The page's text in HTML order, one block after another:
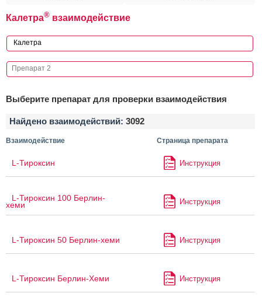
Калетра® взаимодействие
Выберите препарат для проверки взаимодействия
Найдено взаимодействий: 3092
Взаимодействие Страница препарата
L-Тироксин Инструкция
L-Тироксин 100 Берлин-
хеми Инструкция
L-Тироксин 50 Берлин-хеми Инструкция
L-Тироксин Берлин-Хеми Инструкция